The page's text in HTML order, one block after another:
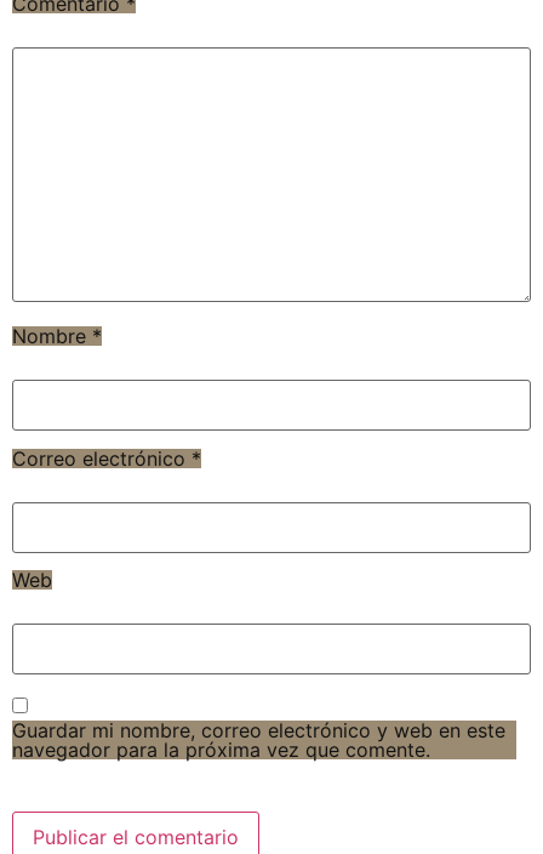
Nombre *
Correo electrónico *
Web
Guardar mi nombre, correo electrónico y web en este
navegador para la próxima vez que comente.